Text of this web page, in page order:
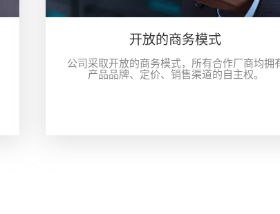
开放的商务模式
公司采取开放的商务模式，所有合作厂商均拥
产品品牌、定价、销售渠道的自主权。